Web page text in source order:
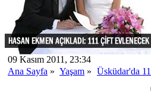
09 Kasım 2011, 23:34
Ana Sayfa » Yaşam » Üsküdar'da